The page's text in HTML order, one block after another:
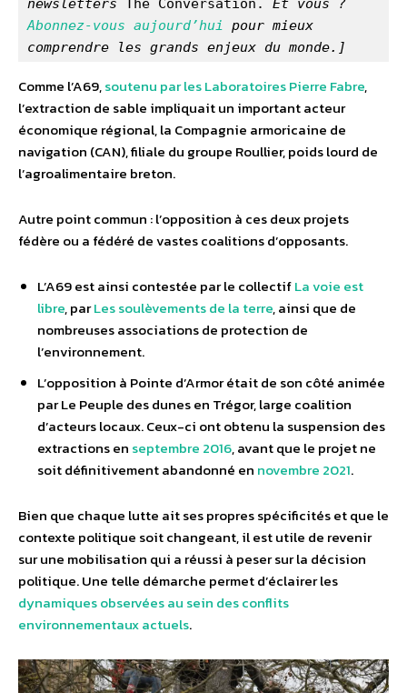
newsletters The Conversation.
Abonnez-vous aujourd’hui pour mieux
comprendre les grands enjeux du monde.]
Comme l’A69,soutenu par les Laboratoires Pierre Fabre,
l’extraction de sable impliquait un important acteur
économique régional, la Compagnie armoricaine de
navigation (CAN), filiale du groupe Roullier, poids lourd de
l’agroalimentaire breton.
Autre point commun : l’opposition à ces deux projets
fédère ou a fédéré de vastes coalitions d’opposants.
L’A69 est ainsi contestée par le collectifLa voie est
libre, parLes soulèvements de la terre, ainsi que de
nombreuses associations de protection de
l’environnement.
L’opposition à Pointe d’Armor était de son côté animée
par Le Peuple des dunes en Trégor, large coalition
d’acteurs locaux. Ceux-ci ont obtenu la suspension des
extractions en septembre 2016, avant que le projet ne
soit définitivement abandonné en novembre 2021.
Bien que chaque lutte ait ses propres spécificités et que le
contexte politique soit changeant, il est utile de revenir
sur une mobilisation qui a réussi à peser sur la décision
politique. Une telle démarche permet d’éclairer les
dynamiques observées au sein des conflits
environnementaux actuels.